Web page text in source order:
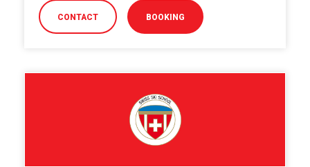
CONTACT BOOKING